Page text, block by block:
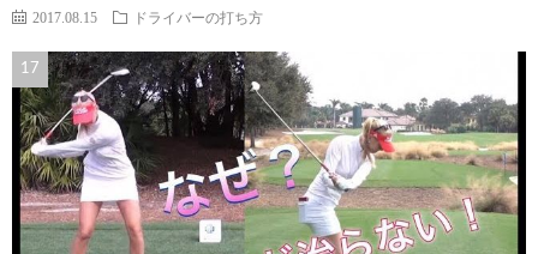
2017.08.15 ドライバーの打ち方